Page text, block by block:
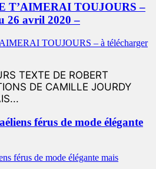
T’AIMERAI TOUJOURS –
26 avril 2020 –
TEXTE DE ROBERT
DE CAMILLE JOURDY
férus de mode élégante